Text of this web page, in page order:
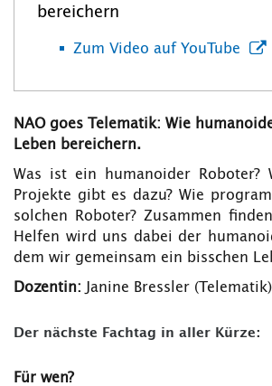
bereichern
Zum Video auf YouTube
NAO goes Telematik: Wie
Leben bereichern.
Was ist ein humanoider Roboter?
Projekte gibt es dazu? Wie
solchen Roboter? Zusammen
Helfen wird uns dabei der
dem wir gemeinsam ein bisschen
Dozentin: Janine Bressler (Telematik)
Der nächste Fachtag in aller Kürze:
Für wen?